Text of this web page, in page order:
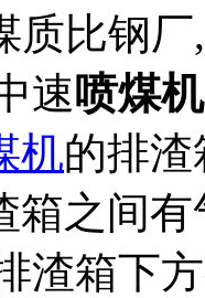
比钢厂
速喷煤机
机的排
箱之间
渣箱下